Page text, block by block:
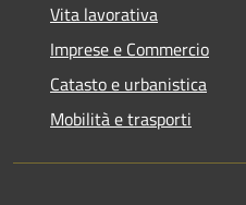
Vita lavorativa
Imprese e Commercio
Catasto e urbanistica
Mobilità e trasporti